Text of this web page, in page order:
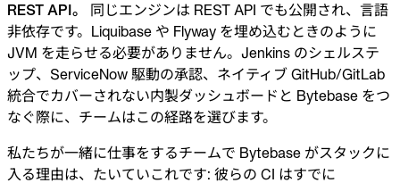
REST API。
同じエンジンは REST API でも公開され、言語
非依存です。Liquibase や Flyway を埋め込むときのように
JVM を走らせる必要がありません。Jenkins のシェルステ
ップ、ServiceNow 駆動の承認、ネイティブ GitHub/GitLab
統合でカバーされない内製ダッシュボードと Bytebase をつ
なぐ際に、チームはこの経路を選びます。
私たちが一緒に仕事をするチームで Bytebase がスタックに
入る理由は、たいていこれです: 彼らの CI はすでに